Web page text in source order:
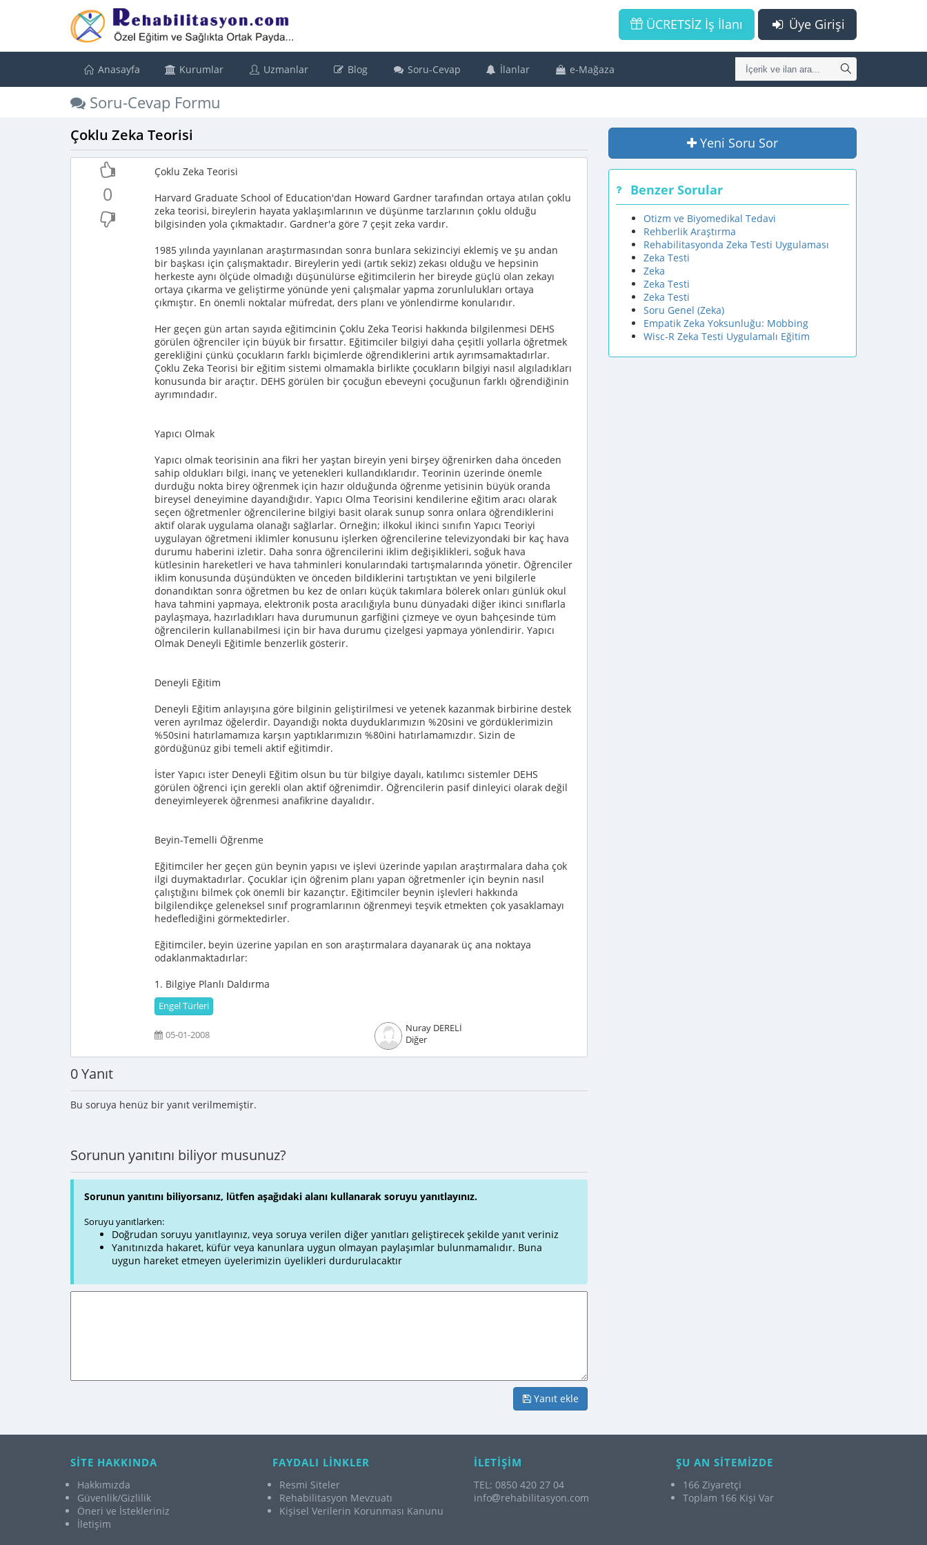
Üye Girişi
ÜCRETSİZ İş İlanı
Anasayfa Kurumlar Uzmanlar Blog Soru-Cevap İlanlar e-Mağaza
Soru-Cevap Formu
Çoklu Zeka Teorisi
0
Çoklu Zeka Teorisi
Harvard Graduate School of Education'dan Howard Gardner tarafından ortaya atılan çoklu
zeka teorisi, bireylerin hayata yaklaşımlarının ve düşünme tarzlarının çoklu olduğu
bilgisinden yola çıkmaktadır. Gardner'a göre 7 çeşit zeka vardır.
1985 yılında yayınlanan araştırmasından sonra bunlara sekizinciyi eklemiş ve şu andan
bir başkası için çalışmaktadır. Bireylerin yedi (artık sekiz) zekası olduğu ve hepsinin
herkeste aynı ölçüde olmadığı düşünülürse eğitimcilerin her bireyde güçlü olan zekayı
ortaya çıkarma ve geliştirme yönünde yeni çalışmalar yapma zorunlulukları ortaya
çıkmıştır. En önemli noktalar müfredat, ders planı ve yönlendirme konularıdır.
Her geçen gün artan sayıda eğitimcinin Çoklu Zeka Teorisi hakkında bilgilenmesi DEHS
görülen öğrenciler için büyük bir fırsattır. Eğitimciler bilgiyi daha çeşitli yollarla öğretmek
gerekliğini çünkü çocukların farklı biçimlerde öğrendiklerini artık ayrımsamaktadırlar.
Çoklu Zeka Teorisi bir eğitim sistemi olmamakla birlikte çocukların bilgiyi nasıl algıladıkları
konusunda bir araçtır. DEHS görülen bir çocuğun ebeveyni çocuğunun farklı öğrendiğinin
ayrımındadır.
Yapıcı Olmak
Yapıcı olmak teorisinin ana fikri her yaştan bireyin yeni birşey öğrenirken daha önceden
sahip oldukları bilgi, inanç ve yetenekleri kullandıklarıdır. Teorinin üzerinde önemle
durduğu nokta birey öğrenmek için hazır olduğunda öğrenme yetisinin büyük oranda
bireysel deneyimine dayandığıdır. Yapıcı Olma Teorisini kendilerine eğitim aracı olarak
seçen öğretmenler öğrencilerine bilgiyi basit olarak sunup sonra onlara öğrendiklerini
aktif olarak uygulama olanağı sağlarlar. Örneğin; ilkokul ikinci sınıfın Yapıcı Teoriyi
uygulayan öğretmeni iklimler konusunu işlerken öğrencilerine televizyondaki bir kaç hava
durumu haberini izletir. Daha sonra öğrencilerini iklim değişiklikleri, soğuk hava
kütlesinin hareketleri ve hava tahminleri konularındaki tartışmalarında yönetir. Öğrenciler
iklim konusunda düşündükten ve önceden bildiklerini tartıştıktan ve yeni bilgilerle
donandıktan sonra öğretmen bu kez de onları küçük takımlara bölerek onları günlük okul
hava tahmini yapmaya, elektronik posta aracılığıyla bunu dünyadaki diğer ikinci sınıflarla
paylaşmaya, hazırladıkları hava durumunun garfiğini çizmeye ve oyun bahçesinde tüm
öğrencilerin kullanabilmesi için bir hava durumu çizelgesi yapmaya yönlendirir. Yapıcı
Olmak Deneyli Eğitimle benzerlik gösterir.
Deneyli Eğitim
Deneyli Eğitim anlayışına göre bilginin geliştirilmesi ve yetenek kazanmak birbirine destek
veren ayrılmaz öğelerdir. Dayandığı nokta duyduklarımızın %20sini ve gördüklerimizin
%50sini hatırlamamıza karşın yaptıklarımızın %80ini hatırlamamızdır. Sizin de
gördüğünüz gibi temeli aktif eğitimdir.
İster Yapıcı ister Deneyli Eğitim olsun bu tür bilgiye dayalı, katılımcı sistemler DEHS
görülen öğrenci için gerekli olan aktif öğrenimdir. Öğrencilerin pasif dinleyici olarak değil
deneyimleyerek öğrenmesi anafikrine dayalıdır.
Beyin-Temelli Öğrenme
Eğitimciler her geçen gün beynin yapısı ve işlevi üzerinde yapılan araştırmalara daha çok
ilgi duymaktadırlar. Çocuklar için öğrenim planı yapan öğretmenler için beynin nasıl
çalıştığını bilmek çok önemli bir kazançtır. Eğitimciler beynin işlevleri hakkında
bilgilendikçe geleneksel sınıf programlarının öğrenmeyi teşvik etmekten çok yasaklamayı
hedeflediğini görmektedirler.
Eğitimciler, beyin üzerine yapılan en son araştırmalara dayanarak üç ana noktaya
odaklanmaktadırlar:
1. Bilgiye Planlı Daldırma
Engel Türleri
05-01-2008
Nuray DERELİ
Diğer
0 Yanıt
Bu soruya henüz bir yanıt verilmemiştir.
Sorunun yanıtını biliyor musunuz?
Sorunun yanıtını biliyorsanız, lütfen aşağıdaki alanı kullanarak soruyu yanıtlayınız.
Soruyu yanıtlarken:
Doğrudan soruyu yanıtlayınız, veya soruya verilen diğer yanıtları geliştirecek şekilde yanıt veriniz
Yanıtınızda hakaret, küfür veya kanunlara uygun olmayan paylaşımlar bulunmamalıdır. Buna
uygun hareket etmeyen üyelerimizin üyelikleri durdurulacaktır
Yanıt ekle
Yeni Soru Sor
Benzer Sorular
Otizm ve Biyomedikal Tedavi
Rehberlik Araştırma
Rehabilitasyonda Zeka Testi Uygulaması
Zeka Testi
Zeka
Zeka Testi
Zeka Testi
Soru Genel (Zeka)
Empatik Zeka Yoksunluğu: Mobbing
Wisc-R Zeka Testi Uygulamalı Eğitim
SİTE HAKKINDA
Hakkımızda
Güvenlik/Gizlilik
Öneri ve İstekleriniz
İletişim
FAYDALI LİNKLER
Resmi Siteler
Rehabilitasyon Mevzuatı
Kişisel Verilerin Korunması Kanunu
İLETİŞİM
TEL: 0850 420 27 04
info
rehabilitasyon.com
ŞU AN SİTEMİZDE
166 Ziyaretçi
Toplam 166 Kişi Var